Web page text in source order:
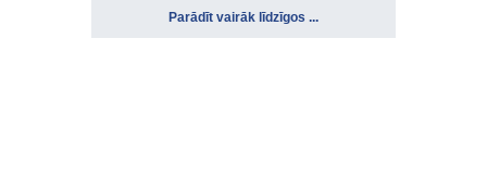
Parādīt vairāk līdzīgos ...